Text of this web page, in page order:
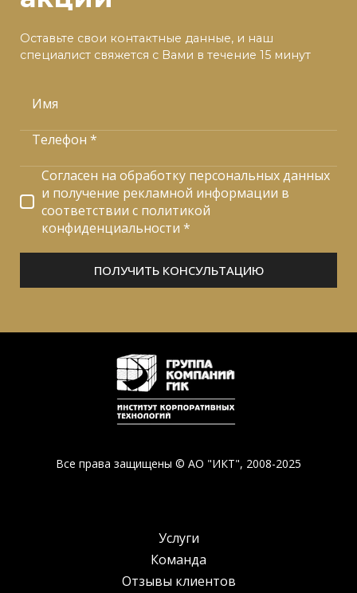
Оставьте свои контактные данные, и наш
специалист свяжется с Вами в течение 15 минут
Имя
Телефон *
Согласен на обработку персональных данных
и получение рекламной информации в
соответствии с политикой
конфиденциальности *
ПОЛУЧИТЬ КОНСУЛЬТАЦИЮ
Все права защищены © АО "ИКТ", 2008-2025
Услуги
Команда
Отзывы клиентов